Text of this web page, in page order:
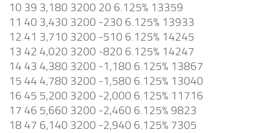
10 39 3,180 3200 20 6.125% 13359
11 40 3,430 3200 -230 6.125% 13933
12 41 3,710 3200 -510 6.125% 14245
13 42 4,020 3200 -820 6.125% 14247
14 43 4,380 3200 -1,180 6.125% 13867
15 44 4,780 3200 -1,580 6.125% 13040
16 45 5,200 3200 -2,000 6.125% 11716
17 46 5,660 3200 -2,460 6.125% 9823
18 47 6,140 3200 -2,940 6.125% 7305